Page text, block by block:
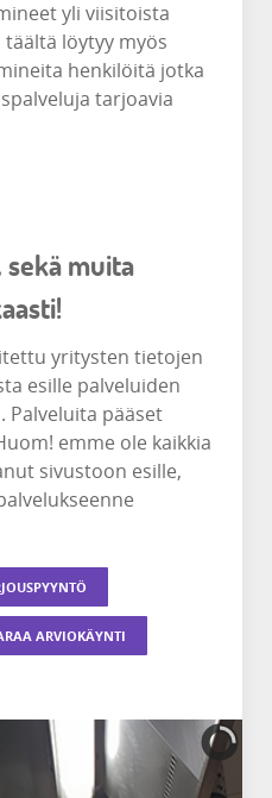
yli viisitoista
löytyy myös
henkilöitä jotka
tarjoavia
muita
yritysten tietojen
esille palveluiden
pääset
emme ole kaikkia
sivustoon esille,
ARVIOKÄYNTI